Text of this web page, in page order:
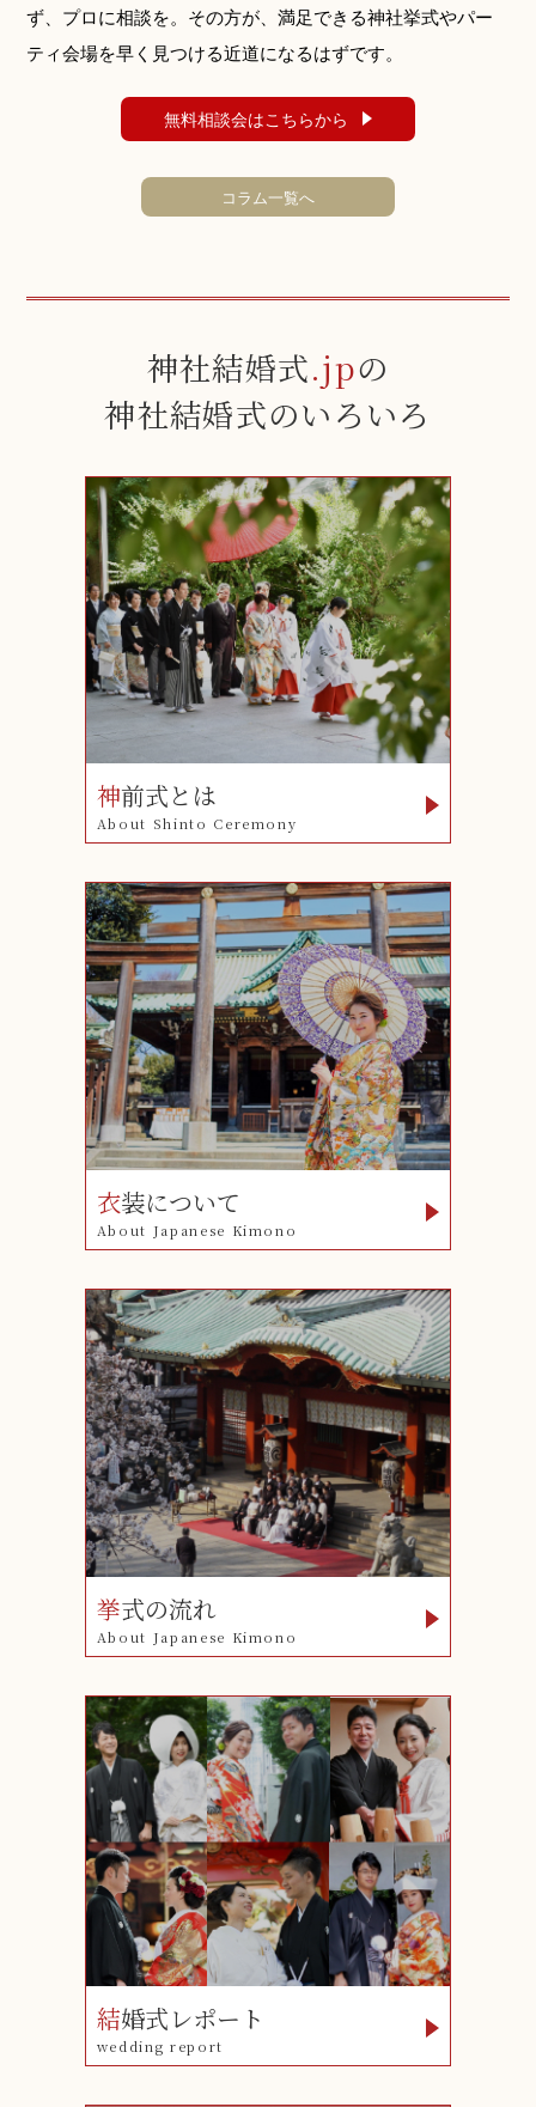
ず、プロに相談を。その方が、満足できる神社挙式やパー
ティ会場を早く見つける近道になるはずです。
無料相談会はこちらから
コラム一覧へ
神社結婚式.jpの
神社結婚式のいろいろ
神前式とは
About Shinto Ceremony
衣装について
About Japanese Kimono
挙式の流れ
About Japanese Kimono
結婚式レポート
wedding report